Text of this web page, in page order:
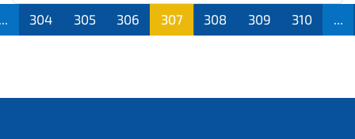
304 305 306
307
308 309 310 ...